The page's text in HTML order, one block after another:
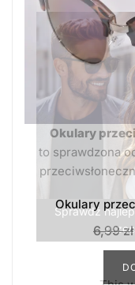
Okulary
to sprawdzona
Okulary
6,99zł